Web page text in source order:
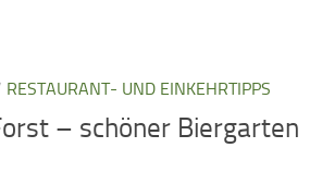
RESTAURANT- UND EINKEHRTIPPS
– schöner Biergarten